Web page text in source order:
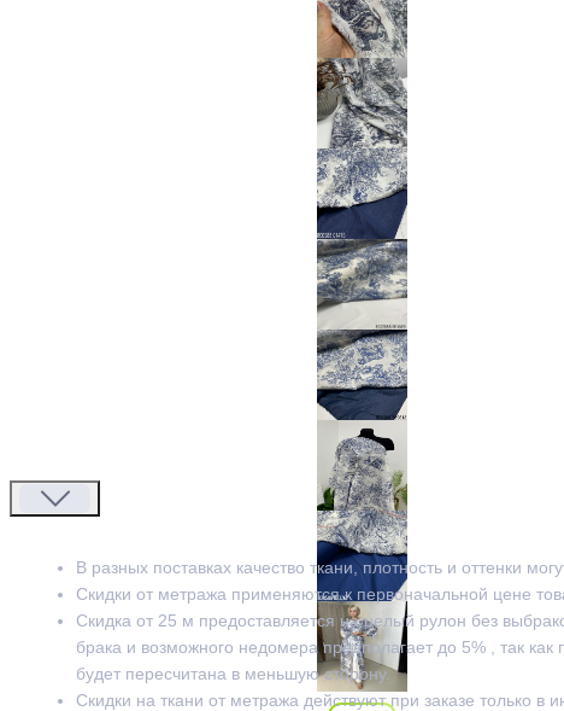
В разных поставках качество ткани, плотность и оттенки
Скидки от метража применяются к первоначальной цене
Скидка от 25 м предоставляется на целый рулон без
брака и возможного недомера предполагает до 5% , так
будет пересчитана в меньшую сторону.
Скидки на ткани от метража действуют при заказе только в